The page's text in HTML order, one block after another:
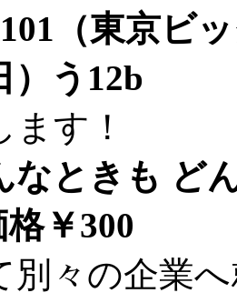
（東京ビ
）う12b
す！
なときも ど
￥300
別々の企業